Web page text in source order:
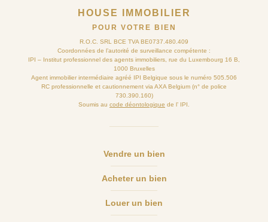
HOUSE IMMOBILIER
POUR VOTRE BIEN
R.O.C. SRL BCE TVA BE0737.480.409
Coordonnées de l’autorité de surveillance compétente :
IPI – Institut professionnel des agents immobiliers, rue du Luxembourg 16 B,
1000 Bruxelles
Agent immobilier intermédiaire agréé IPI Belgique sous le numéro 505.506
RC professionnelle et cautionnement via AXA Belgium (n° de police
730.390.160)
Soumis au code déontologique de l’ IPI.
Vendre un bien
Acheter un bien
Louer un bien